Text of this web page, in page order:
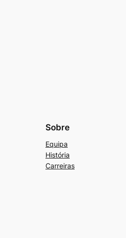
Sobre
Equipa
História
Carreiras